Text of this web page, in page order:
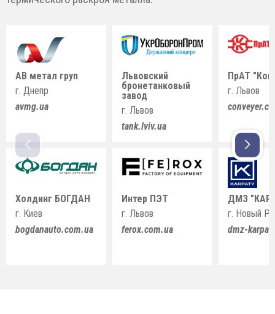
АВ метал груп
г. Днепр
avmg.ua
Холдинг БОГДАН
г. Киев
bogdanauto.com.ua
Львовский
бронетанковый
завод
г. Львов
tank.lviv.ua
Интер ПЭТ
г. Львов
ferox.com.ua
ПрАТ
г. Львов
ДМЗ
г. Новый
dmz-